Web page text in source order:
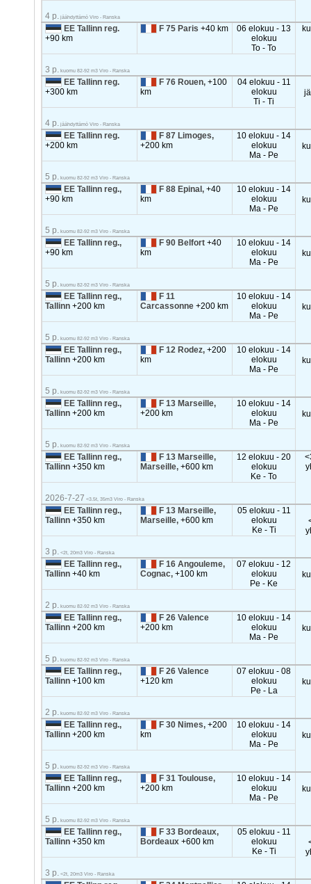
4 p. jäähdyttämö Viro - Ranska
EE Tallinn reg.
+90 km
F 75 Paris+40 km
06 elokuu - 13
elokuu
To - To
3 p. kuomu 82-92 m3 Viro - Ranska
EE Tallinn reg.
+300 km
F 76 Rouen,+100
km
04 elokuu - 11
elokuu
Ti - Ti
4 p. jäähdyttämö Viro - Ranska
EE Tallinn reg.
+200 km
F 87 Limoges,
+200 km
10 elokuu - 14
elokuu
Ma - Pe
5 p. kuomu 82-92 m3 Viro - Ranska
EE Tallinn reg.,
+90 km
F 88 Epinal,+40
km
10 elokuu - 14
elokuu
Ma - Pe
5 p. kuomu 82-92 m3 Viro - Ranska
EE Tallinn reg.,
+90 km
F 90 Belfort+40
km
10 elokuu - 14
elokuu
Ma - Pe
5 p. kuomu 82-92 m3 Viro - Ranska
EE Tallinn reg.,
Tallinn+200 km
F 11
Carcassonne+200 km
10 elokuu - 14
elokuu
Ma - Pe
5 p. kuomu 82-92 m3 Viro - Ranska
EE Tallinn reg.,
Tallinn+200 km
F 12 Rodez,+200
km
10 elokuu - 14
elokuu
Ma - Pe
5 p. kuomu 82-92 m3 Viro - Ranska
EE Tallinn reg.,
Tallinn+200 km
F 13 Marseille,
+200 km
10 elokuu - 14
elokuu
Ma - Pe
5 p. kuomu 82-92 m3 Viro - Ranska
EE Tallinn reg.,
Tallinn+350 km
F 13 Marseille,
Marseille,+600 km
12 elokuu - 20
elokuu
Ke - To
2026-7-27 <3.5t, 35m3 Viro - Ranska
EE Tallinn reg.,
Tallinn+350 km
F 13 Marseille,
Marseille,+600 km
05 elokuu - 11
elokuu
Ke - Ti
3 p. <2t, 20m3 Viro - Ranska
EE Tallinn reg.,
Tallinn+40 km
F 16 Angouleme,
Cognac,+100 km
07 elokuu - 12
elokuu
Pe - Ke
2 p. kuomu 82-92 m3 Viro - Ranska
EE Tallinn reg.,
Tallinn+200 km
F 26 Valence
+200 km
10 elokuu - 14
elokuu
Ma - Pe
5 p. kuomu 82-92 m3 Viro - Ranska
EE Tallinn reg.,
Tallinn+100 km
F 26 Valence
+120 km
07 elokuu - 08
elokuu
Pe - La
2 p. kuomu 82-92 m3 Viro - Ranska
EE Tallinn reg.,
Tallinn+200 km
F 30 Nimes,+200
km
10 elokuu - 14
elokuu
Ma - Pe
5 p. kuomu 82-92 m3 Viro - Ranska
EE Tallinn reg.,
Tallinn+200 km
F 31 Toulouse,
+200 km
10 elokuu - 14
elokuu
Ma - Pe
5 p. kuomu 82-92 m3 Viro - Ranska
EE Tallinn reg.,
Tallinn+350 km
F 33 Bordeaux,
Bordeaux+600 km
05 elokuu - 11
elokuu
Ke - Ti
3 p. <2t, 20m3 Viro - Ranska